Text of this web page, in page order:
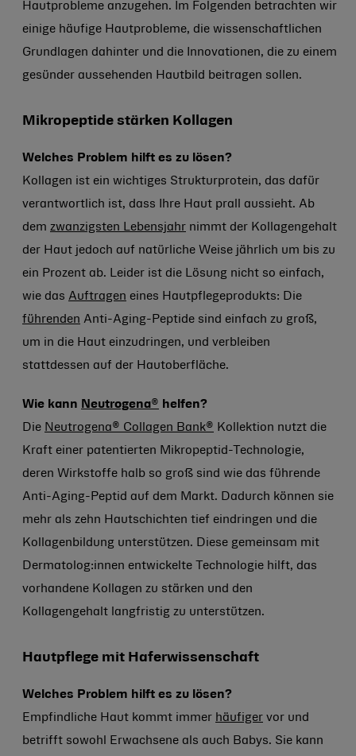
Hautprobleme anzugehen. Im Folgenden betrachten wir
einige häufige Hautprobleme, die wissenschaftlichen
Grundlagen dahinter und die Innovationen, die zu einem
gesünder aussehenden Hautbild beitragen sollen.
Mikropeptide stärken Kollagen
Welches Problem hilft es zu lösen?
Kollagen ist ein wichtiges Strukturprotein, das dafür
verantwortlich ist, dass Ihre Haut prall aussieht. Ab
dem zwanzigsten Lebensjahr nimmt der Kollagengehalt
der Haut jedoch auf natürliche Weise jährlich um bis zu
ein Prozent ab. Leider ist die Lösung nicht so einfach,
wie das Auftragen eines Hautpflegeprodukts: Die
führenden Anti-Aging-Peptide sind einfach zu groß,
um in die Haut einzudringen, und verbleiben
stattdessen auf der Hautoberfläche.
Wie kann Neutrogena® helfen?
Die Neutrogena® Collagen Bank® Kollektion nutzt die
Kraft einer patentierten Mikropeptid-Technologie,
deren Wirkstoffe halb so groß sind wie das führende
Anti-Aging-Peptid auf dem Markt. Dadurch können sie
mehr als zehn Hautschichten tief eindringen und die
Kollagenbildung unterstützen. Diese gemeinsam mit
Dermatolog:innen entwickelte Technologie hilft, das
vorhandene Kollagen zu stärken und den
Kollagengehalt langfristig zu unterstützen.
Hautpflege mit Haferwissenschaft
Welches Problem hilft es zu lösen?
Empfindliche Haut kommt immer häufiger vor und
betrifft sowohl Erwachsene als auch Babys. Sie kann